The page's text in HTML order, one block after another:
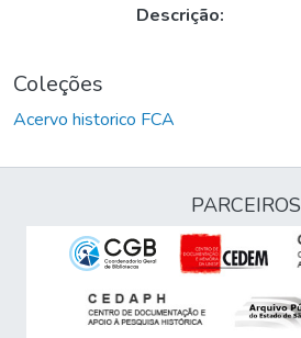
Descrição:
Coleções
Acervo historico FCA
PARCEIROS